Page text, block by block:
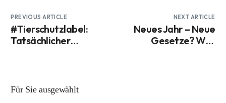
PREVIOUS ARTICLE
#Tierschutzlabel:
Tatsächlicher
NEXT ARTICLE
Neues Jahr – Neue
Gesetze? Was
Für Sie ausgewählt